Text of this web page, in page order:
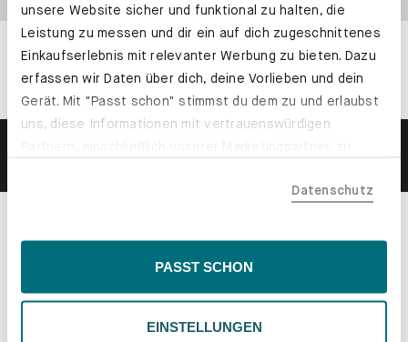
unsere Website sicher und funktional zu halten, die
Leistung zu messen und dir ein auf dich zugeschnittenes
Einkaufserlebnis mit relevanter Werbung zu bieten. Dazu
erfassen wir Daten über dich, deine Vorlieben und dein
Gerät. Mit "Passt schon" stimmst du dem zu und erlaubst
uns, diese Informationen mit vertrauenswürdigen
der EU, beispielsweise in den USA, verarbeitet werden
Inhalte eingeschränkt sein könnten. Wähle
deiner Präferenzen. Du kannst deine Wahl jederzeit
ändern. Weitere Informationen findest du in unserer
Datenschutz
PASST SCHON
EINSTELLUNGEN